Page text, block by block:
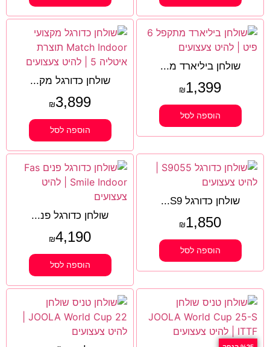
שולחן ביליארד מ...
₪1,399
הוספה לסל
שולחן כדורגל מק...
₪3,899
הוספה לסל
שולחן כדורגל S9...
₪1,850
הוספה לסל
שולחן כדורגל פנ...
₪4,190
הוספה לסל